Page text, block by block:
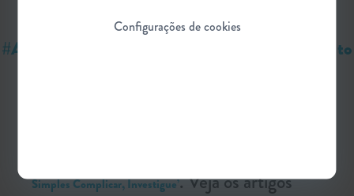
Configurações de cookies
#AtrofiaMuscularEspinhal #AME #AMEAdulto
Simples Complicar, Investigue’. Veja os artigos